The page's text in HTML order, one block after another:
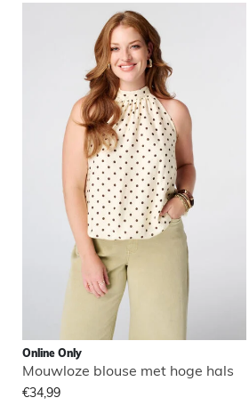
Online Only
Mouwloze blouse met hoge hals
€34,99